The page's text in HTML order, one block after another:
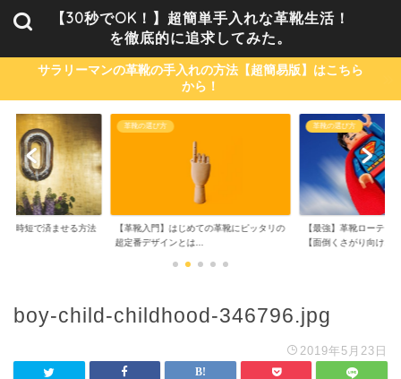
【30秒でOK！】超簡単手入れな革靴生活！
を徹底的に追求してみた。
サラリーマンの革靴の手入れの方法【超簡易版】はこちら
から！
・時短で済ませる方法
革靴の選び方
【革靴入門】はじめての革靴にピッタリの
超定番デザインとは...
革靴の選び方
【最強】革靴ローテー
【面倒くさがり向け...
boy-child-childhood-346796.jpg
2019年5月23日